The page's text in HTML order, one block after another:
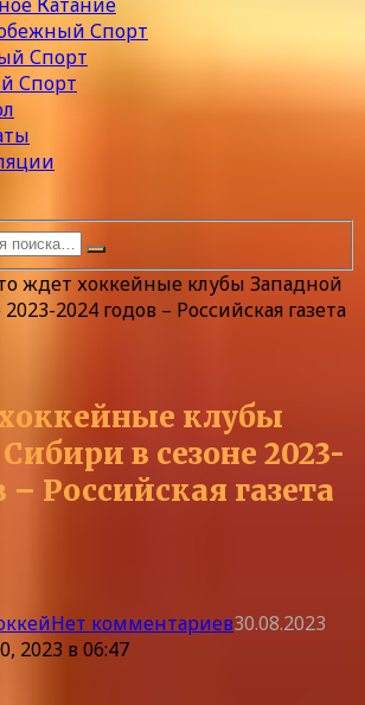
Спорт
Спорт
Спорт
ждет хоккейные клубы Западной
2024 годов – Российская газета
клубы
в сезоне 2023-
– Российская газета
Нет комментариев30.08.2023
2023 в 06:47